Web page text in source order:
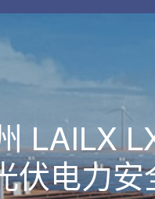
伏电力安